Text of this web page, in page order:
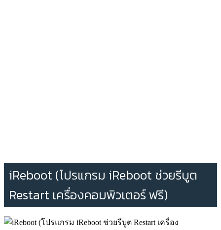
iReboot (โปรแกรม iReboot ช่วยรีบูต
Restart เครื่องคอมพิวเตอร์ ฟรี)